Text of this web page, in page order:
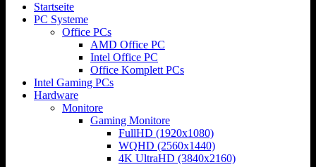
Startseite
PC Systeme
Office PCs
AMD Office PC
Intel Office PC
Office Komplett PCs
Intel Gaming PCs
Hardware
Monitore
Gaming Monitore
FullHD (1920x1080)
WQHD (2560x1440)
4K UltraHD (3840x2160)